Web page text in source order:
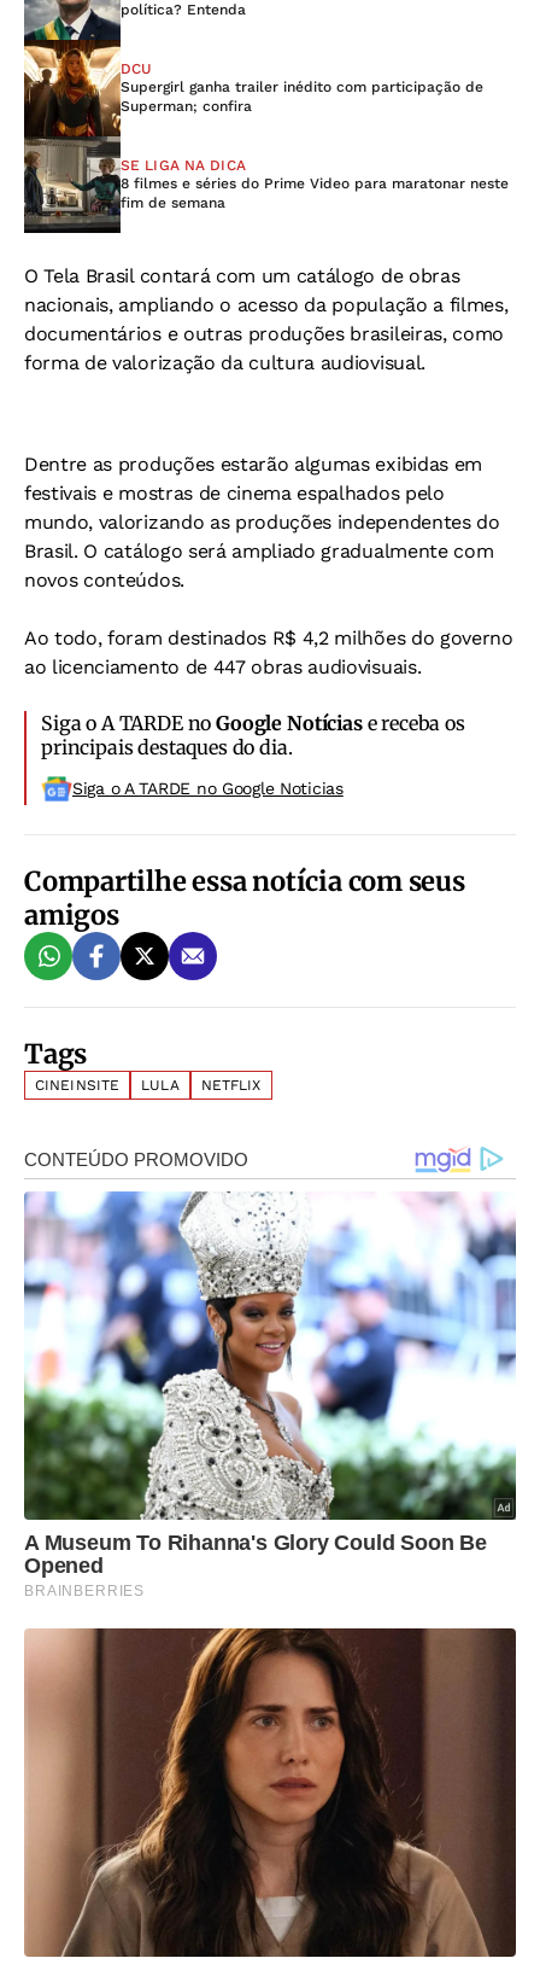
política? Entenda
DCU
Supergirl ganha trailer inédito com participação de
Superman; confira
SE LIGA NA DICA
8 filmes e séries do Prime Video para maratonar neste
fim de semana
O Tela Brasil contará com um catálogo de obras
nacionais, ampliando o acesso da população a filmes,
documentários e outras produções brasileiras, como
forma de valorização da cultura audiovisual.
Dentre as produções estarão algumas exibidas em
festivais e mostras de cinema espalhados pelo
mundo, valorizando as produções independentes do
Brasil. O catálogo será ampliado gradualmente com
novos conteúdos.
Ao todo, foram destinados R$ 4,2 milhões do governo
ao licenciamento de 447 obras audiovisuais.
Siga o A TARDE noGoogle Notíciase receba os
principais destaques do dia.
Siga o A TARDE no Google Noticias
Compartilhe essa notícia com seus
amigos
Tags
CINEINSITE LULA NETFLIX